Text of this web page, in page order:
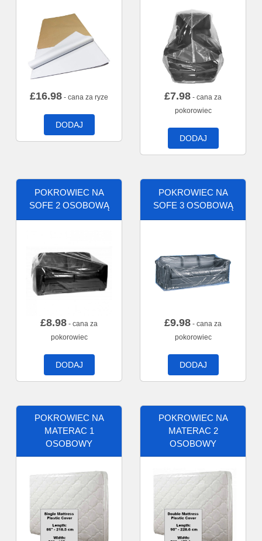
£16.98 - cana za ryze
DODAJ
£7.98 - cana za
pokorowiec
DODAJ
POKROWIEC NA
SOFE 2 OSOBOWĄ
£8.98 - cana za
pokorowiec
DODAJ
POKROWIEC NA
SOFE 3 OSOBOWĄ
£9.98 - cana za
pokorowiec
DODAJ
POKROWIEC NA
MATERAC 1
OSOBOWY
POKROWIEC NA
MATERAC 2
OSOBOWY